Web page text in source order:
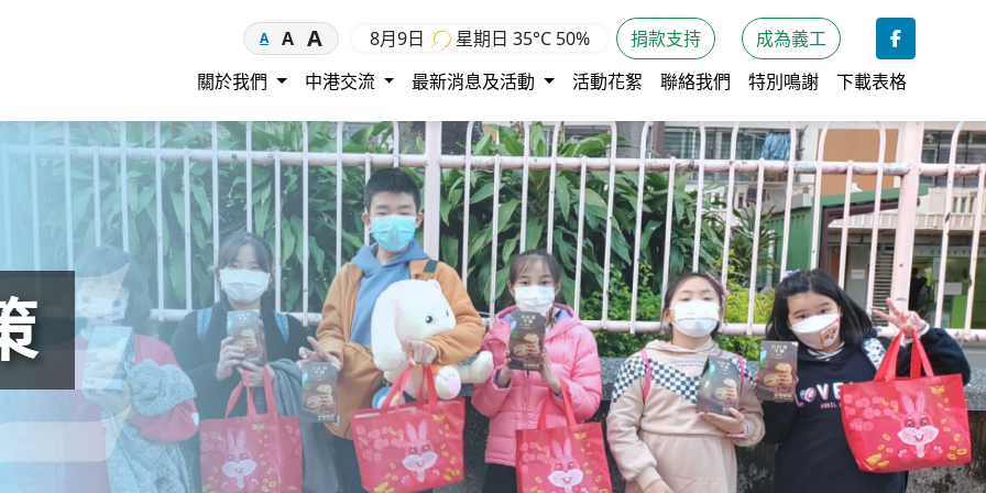
A A A 8月9日 星期日 35°C 50% 捐款支持
成為義工
關於我們
中港交流 最新消息及活動 活動花絮 聯絡我們 特別鳴謝 下載表格